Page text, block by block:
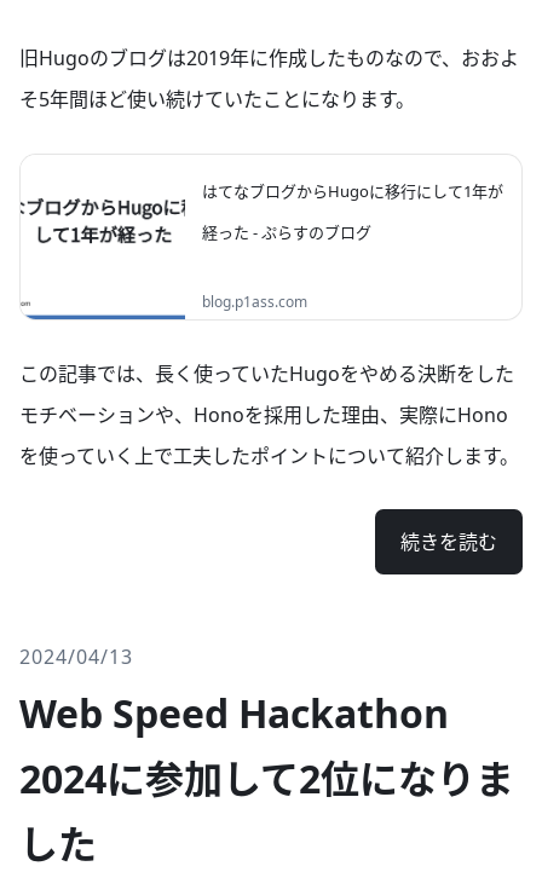
旧Hugoのブログは2019年に作成したものなので、おおよ
そ5年間ほど使い続けていたことになります。
はてなブログからHugoに移行にして1年が
経った - ぷらすのブログ
ブログをはてなブログから移行して一年経っ
たので、アクセス数などを見つつ感想を書い
blog.p1ass.com
この記事では、長く使っていたHugoをやめる決断をした
モチベーションや、Honoを採用した理由、実際にHono
を使っていく上で工夫したポイントについて紹介します。
続きを読む
2024/04/13
Web Speed Hackathon
2024に参加して2位になりま
した